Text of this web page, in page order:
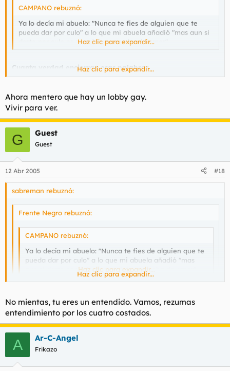
CAMPANO rebuznó:
Ya lo decía mi abuelo: "Nunca te fies de alguien que te
pueda dar por culo" a lo que mi abuela añadió "mas aun si
darte por culo es su máxima prueba de amor".
Haz clic para expandir...
Cuanta verdad encierran esas palabras...
pensar/actuar/opinar diferente y discrepar de los lobbys en
alza.
Haz clic para expandir...
Ahora mentero que hay un lobby gay.
Vivir para ver.
G Guest
Guest
12 Abr 2005 #18
sabreman rebuznó:
Frente Negro rebuznó:
CAMPANO rebuznó:
Ya lo decía mi abuelo: "Nunca te fies de alguien que te
pueda dar por culo" a lo que mi abuela añadió "mas
aun si darte por culo es su máxima prueba de amor".
Haz clic para expandir...
Preparemosno para lo que se nos viene encima, y solo
por pensar/actuar/opinar diferente y discrepar de los
lobbys en alza.
Ahora mentero que hay un lobby gay.
Vivir para ver.
Haz clic para expandir...
No mientas, tu eres un entendido. Vamos, rezumas
entendimiento por los cuatro costados.
A Ar-C-Angel
Frikazo